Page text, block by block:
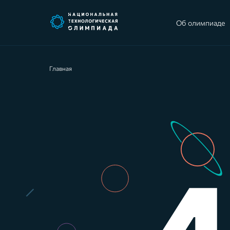
Об олимпиаде
Главная